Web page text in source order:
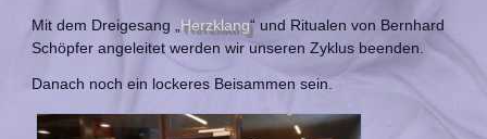
Mit dem Dreigesang „ Herzklang“ und Ritualen von Bernhard
Schöpfer angeleitet werden wir unseren Zyklus beenden.
Danach noch ein lockeres Beisammen sein.